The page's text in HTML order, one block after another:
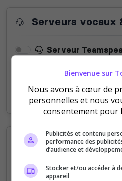
Serveurs vocaux
Serveur
Serveur Mumble
Serveur Discord
Informations
Chaîne Twitch
Bienvenue sur
Nous avons à cœur de
personnelles et nous
consentement pour
Publicités et contenu
performance des
d’audience et
Stocker et/ou accéder à
appareil